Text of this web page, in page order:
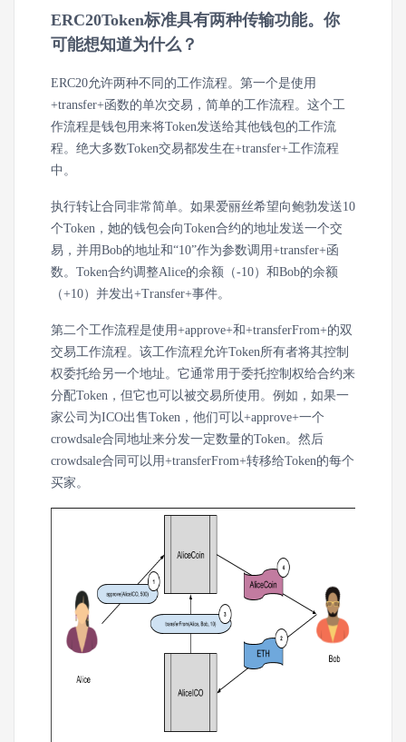
ERC20Token标准具有两种传输功能。你
可能想知道为什么？
ERC20允许两种不同的工作流程。第一个是使用
+transfer+函数的单次交易，简单的工作流程。这个工
作流程是钱包用来将Token发送给其他钱包的工作流
程。绝大多数Token交易都发生在+transfer+工作流程
中。
执行转让合同非常简单。如果爱丽丝希望向鲍勃发送10
个Token，她的钱包会向Token合约的地址发送一个交
易，并用Bob的地址和“10”作为参数调用+transfer+函
数。Token合约调整Alice的余额（-10）和Bob的余额
（+10）并发出+Transfer+事件。
第二个工作流程是使用+approve+和+transferFrom+的双
交易工作流程。该工作流程允许Token所有者将其控制
权委托给另一个地址。它通常用于委托控制权给合约来
分配Token，但它也可以被交易所使用。例如，如果一
家公司为ICO出售Token，他们可以+approve+一个
crowdsale合同地址来分发一定数量的Token。然后
crowdsale合同可以用+transferFrom+转移给Token的每个
买家。